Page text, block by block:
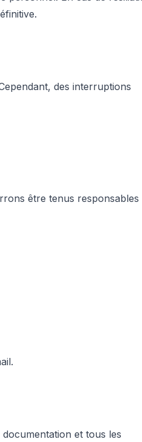
des interruptions
être tenus responsables
et tous les